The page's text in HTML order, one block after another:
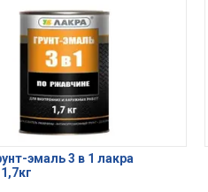
эмаль 3 в 1 лакра